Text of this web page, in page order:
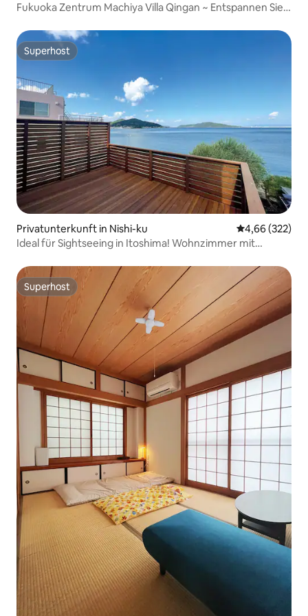
Fukuoka Zentrum Machiya Villa Qingan ~ Entspannen Sie
Superhost
Superhost
Privatunterkunft in Nishi-ku
4,66 (322)
Ideal für Sightseeing in Itoshima! Wohnzimmer mit
Superhost
Superhost